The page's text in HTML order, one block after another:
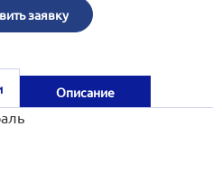
заявку
Описание